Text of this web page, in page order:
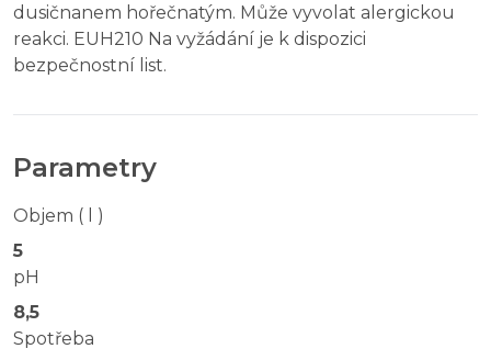
dusičnanem hořečnatým. Může vyvolat alergickou
reakci. EUH210 Na vyžádání je k dispozici
bezpečnostní list.
Parametry
Objem ( l )
5
pH
8,5
Spotřeba